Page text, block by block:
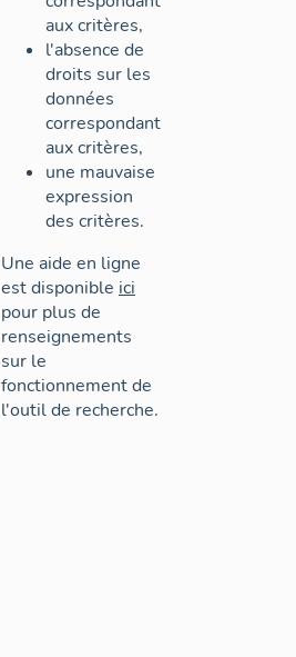
aux critères,
l'absence de
droits sur les
données
correspondant
aux critères,
une mauvaise
expression
des critères.
Une aide en ligne
est disponible ici
pour plus de
renseignements
sur le
fonctionnement de
l'outil de recherche.